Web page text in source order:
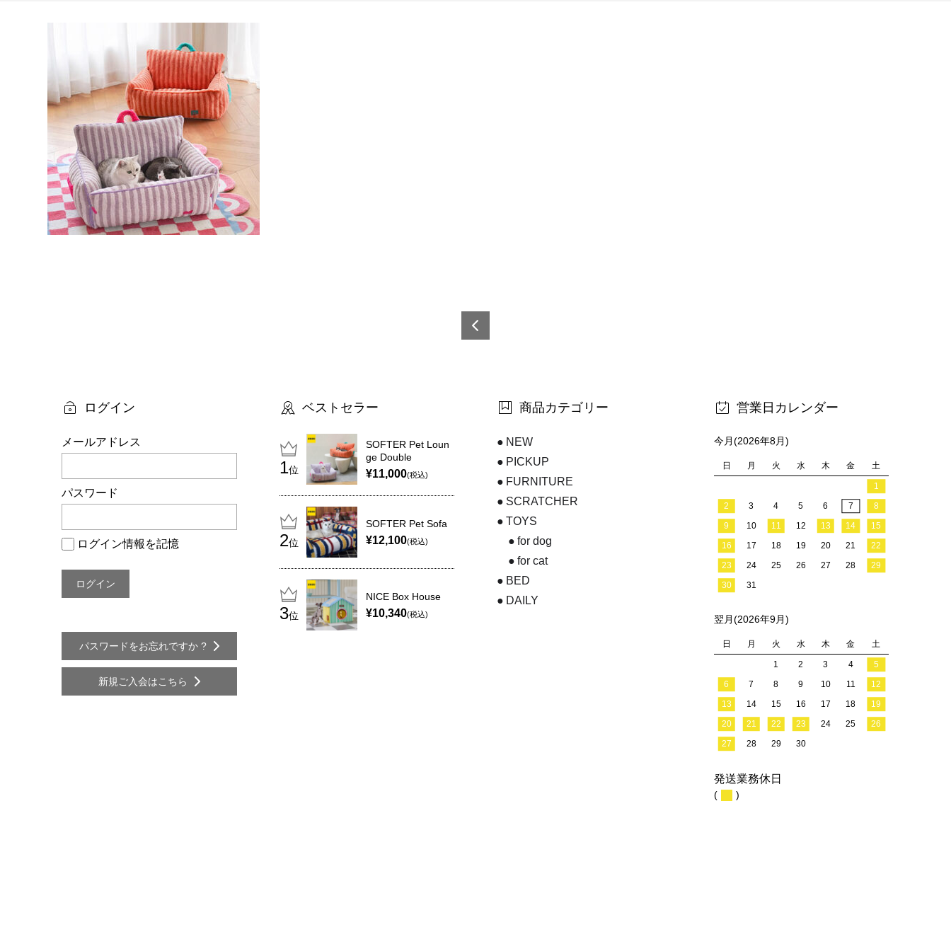
ー
シ
ョ
ン
ログイン
メールアドレス
パスワード
ログイン情報を記憶
パスワードをお忘れですか ?
新規ご入会はこちら
ベストセラー
位
SOFTER Pet Loun
ge Double
¥11,000(税込)
位
SOFTER Pet Sofa
¥12,100(税込)
位
NICE Box House
¥10,340(税込)
商品カテゴリー
NEW
PICKUP
FURNITURE
SCRATCHER
TOYS
for dog
for cat
BED
DAILY
営業日カレンダー
今月(2026年8月)
日 月 火 水 木 金 土
1
2
3 4 5 6 7
8
9
10 11 12 13 14
15
16
17 18 19 20 21
22
23
24 25 26 27 28
29
30
31
翌月(2026年9月)
日 月 火 水 木 金 土
1 2 3 4
5
6
7 8 9 10 11
12
13
14 15 16 17 18
19
20
21 22 23 24 25
26
27
28 29 30
発送業務休日
( )